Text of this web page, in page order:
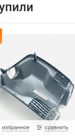
избранное сравнить